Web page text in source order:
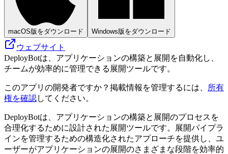
macOS版をダウンロード Windows版をダウンロード
ウェブサイト
DeployBotは、アプリケーションの構築と展開を自動化し、
チームが効率的に管理できる展開ツールです。
このアプリの開発者ですか？掲載情報を管理するには、
所有
権を確認してください。
DeployBotは、アプリケーションの構築と展開のプロセスを
合理化するために設計された展開ツールです。展開パイプラ
インを管理するための構造化されたアプローチを提供し、ユ
ーザーがアプリケーションの展開のさまざまな段階を効率的